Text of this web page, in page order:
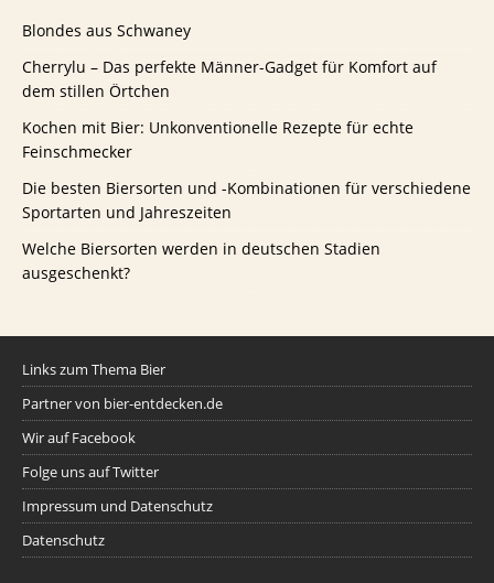
Blondes aus Schwaney
Cherrylu – Das perfekte Männer-Gadget für Komfort auf
dem stillen Örtchen
Kochen mit Bier: Unkonventionelle Rezepte für echte
Feinschmecker
Die besten Biersorten und -Kombinationen für verschiedene
Sportarten und Jahreszeiten
Welche Biersorten werden in deutschen Stadien
ausgeschenkt?
Links zum Thema Bier
Partner von bier-entdecken.de
Wir auf Facebook
Folge uns auf Twitter
Impressum und Datenschutz
Datenschutz